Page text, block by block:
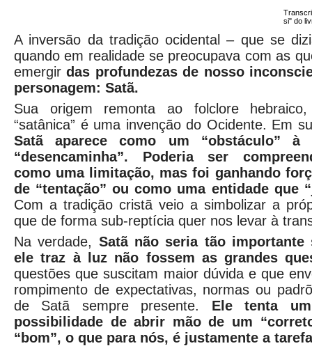
si" do
A inversão da tradição ocidental – que se
quando em realidade se preocupava com as
emergirdas profundezas de nosso
personagem: Satã.
Sua origem remonta ao folclore
“satânica” é uma invenção do Ocidente. Em
Satã aparece como um “obstáculo”
“desencaminha”. Poderia ser
como uma limitação, mas foi ganhando
de “tentação” ou como uma entidade que
Com a tradição cristã veio a simbolizar a
que de forma sub-reptícia quer nos levar à
Na verdade, Satã não seria tão importante
ele traz à luz não fossem as grandes
questões que suscitam maior dúvida e que
rompimento de expectativas, normas ou
de Satã sempre presente. Ele tenta
possibilidade de abrir mão de um
“bom”, o que para nós, é justamente a